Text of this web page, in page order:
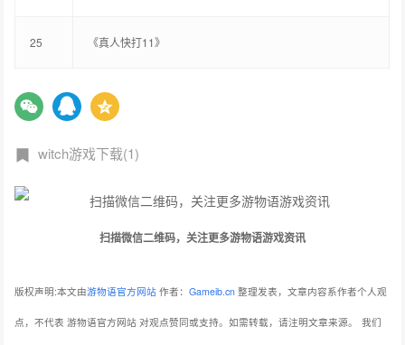
25 《真人快打11》
witch游戏下载(1)
扫描微信二维码，关注更多游物语游戏资讯
版权声明:本文由游物语官方网站 作者：Gameib.cn 整理发表，文章内容系作者个人观
点，不代表 游物语官方网站 对观点赞同或支持。如需转载，请注明文章来源。 我们